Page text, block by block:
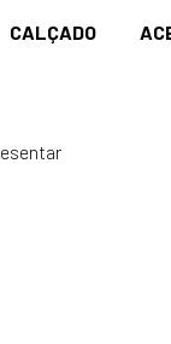
CALÇADO